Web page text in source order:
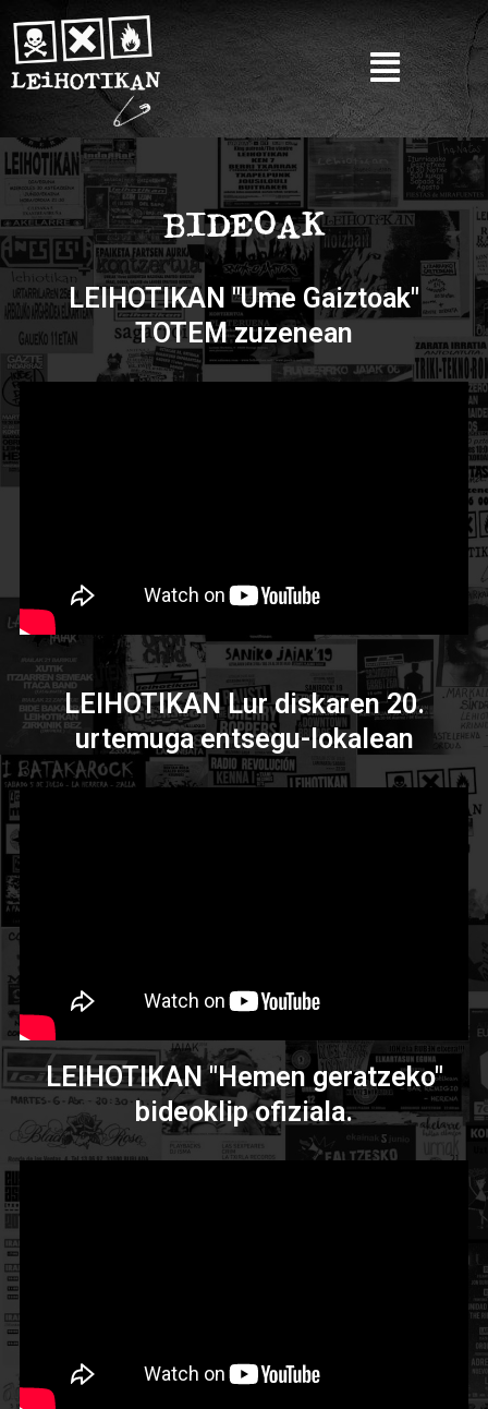
BIDEOAK
LEIHOTIKAN "Ume Gaiztoak"
TOTEM zuzenean
LEIHOTIKAN Lur diskaren 20.
urtemuga entsegu-lokalean
LEIHOTIKAN "Hemen geratzeko"
bideoklip ofiziala.